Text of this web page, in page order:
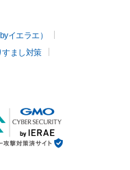
イエラエ）
すまし対策